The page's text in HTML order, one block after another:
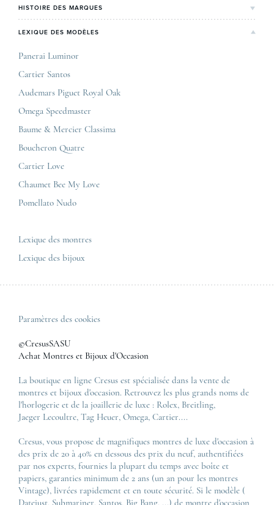
Notre expertise
On parle de nous
Carrières
Conditions générales de vente
Mentions légales
Politique de confidentialité
Plan du site
Nous contacter
Lyon
Corner Maty Nantes
Corner Maty Strasbourg
Corner Maty Toulouse
Corner Maty Besançon Kennedy
HISTOIRE DES MARQUES
Rolex
Omega
IWC
Zénith
Tous les modèles de luxe
LEXIQUE DES MODÈLES
Panerai Luminor
Cartier Santos
Audemars Piguet Royal Oak
Omega Speedmaster
Baume & Mercier Classima
Boucheron Quatre
Cartier Love
Chaumet Bee My Love
Pomellato Nudo
Lexique des montres
Lexique des bijoux
Paramètres des cookies
©CresusSASU
Achat Montres et Bijoux d'Occasion
La boutique en ligne Cresus est spécialisée dans la vente de
montres et bijoux d'occasion. Retrouvez les plus grands noms de
l'horlogerie et de la joaillerie de luxe : Rolex, Breitling,
Jaeger Lecoultre, Tag Heuer, Omega, Cartier....
Cresus, vous propose de magnifiques montres de luxe d'occasion à
des prix de 20 à 40% en dessous des prix du neuf, authentifiées
par nos experts, fournies la plupart du temps avec boîte et
papiers, garanties minimum de 2 ans (un an pour les montres
Vintage), livrées rapidement et en toute sécurité. Si le modèle (
Datejust, Submariner, Santos, Big Bang, ...) de montre d'occasion